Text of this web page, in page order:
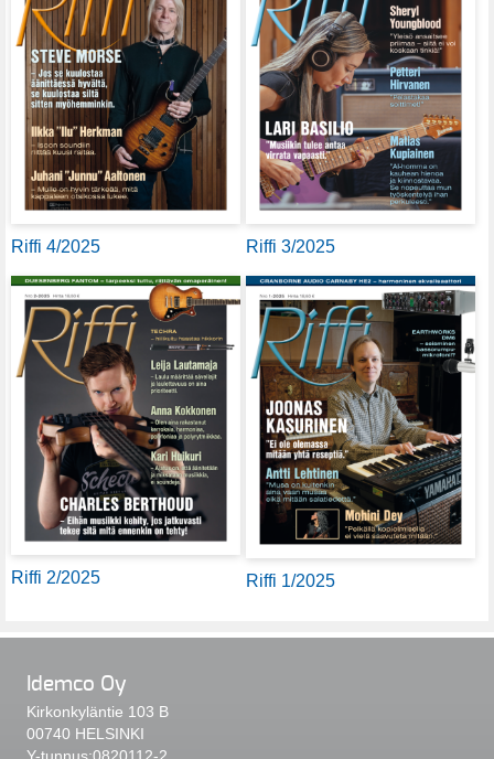
Riffi 4/2025 Riffi 3/2025
Riffi 2/2025 Riffi 1/2025
Idemco Oy
Kirkonkyläntie 103 B
00740 HELSINKI